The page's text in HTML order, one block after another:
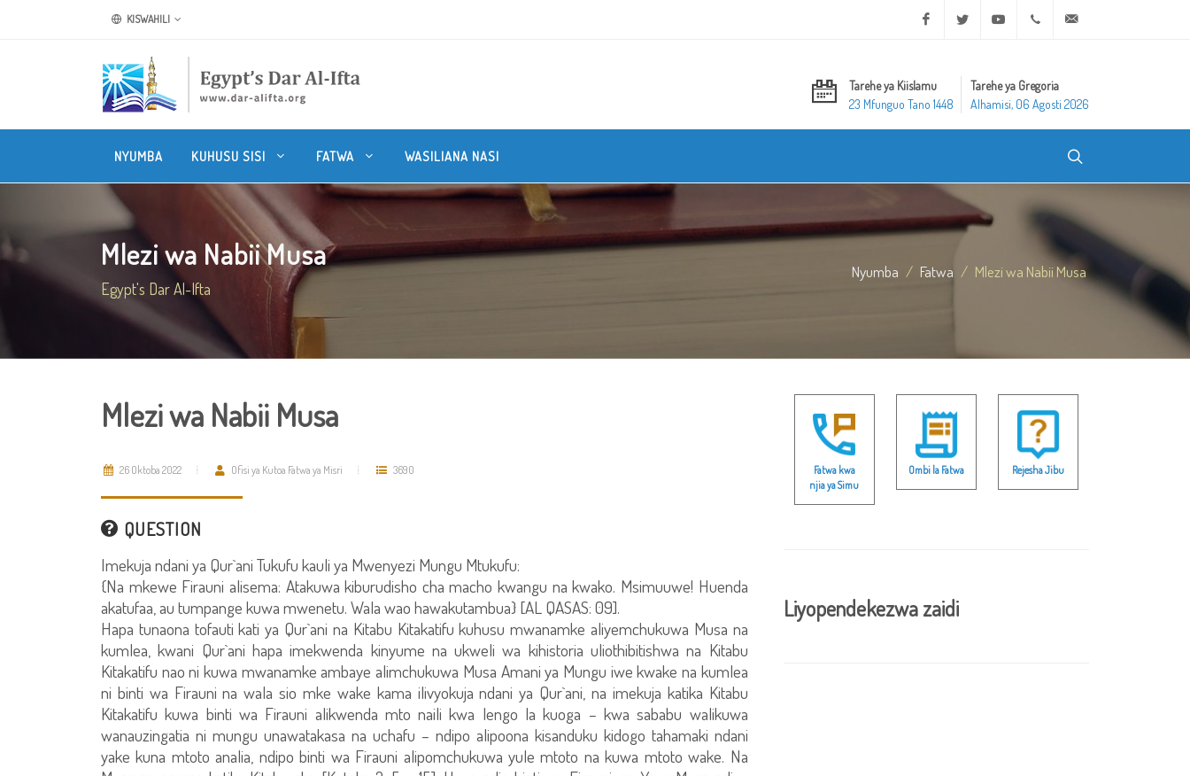
KISWAHILI Facebook Twitter Youtube +20 2 25970400
Tarehe ya Kiislamu
23 Mfunguo Tano 1448
Tarehe ya Gregoria
Alhamisi, 06 Agosti 2026
NYUMBA KUHUSU SISI FATWA WASILIANA NASI
Mlezi wa Nabii Musa
Egypt's Dar Al-Ifta
Nyumba Fatwa Mlezi wa Nabii Musa
Mlezi wa Nabii Musa
26 Oktoba 2022 Ofisi ya Kutoa Fatwa ya Misri 3690
QUESTION
Imekuja ndani ya Qur`ani Tukufu kauli ya Mwenyezi Mungu Mtukufu:
{Na mkewe Firauni alisema: Atakuwa kiburudisho cha macho kwangu na kwako. Msimuuwe! Huenda
akatufaa, au tumpange kuwa mwenetu. Wala wao hawakutambua} [AL QASAS: 09].
Hapa tunaona tofauti kati ya Qur`ani na Kitabu Kitakatifu kuhusu mwanamke aliyemchukuwa Musa na
kumlea, kwani Qur`ani hapa imekwenda kinyume na ukweli wa kihistoria uliothibitishwa na Kitabu
Kitakatifu nao ni kuwa mwanamke ambaye alimchukuwa Musa Amani ya Mungu iwe kwake na kumlea
ni binti wa Firauni na wala sio mke wake kama ilivyokuja ndani ya Qur`ani, na imekuja katika Kitabu
Kitakatifu kuwa binti wa Firauni alikwenda mto naili kwa lengo la kuoga – kwa sababu walikuwa
wanauzingatia ni mungu unawatakasa na uchafu – ndipo alipoona kisanduku kidogo tahamaki ndani
yake kuna mtoto analia, ndipo binti wa Firauni alipomchukuwa yule mtoto na kuwa mtoto wake. Na
Fatwa kwa
njia ya Simu
Ombi la Fatwa Rejesha Jibu
Liyopendekezwa zaidi